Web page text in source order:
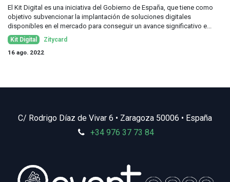
El Kit Digital es una iniciativa del Gobierno de España, que tiene como
objetivo subvencionar la implantación de soluciones digitales
disponibles en el mercado para conseguir un avance significativo e...
Kit Digital
Zitycard
16 ago. 2022
C/ Rodrigo Díaz de Vivar 6 • Zaragoza 50006 • España
+34 976 37 73 84